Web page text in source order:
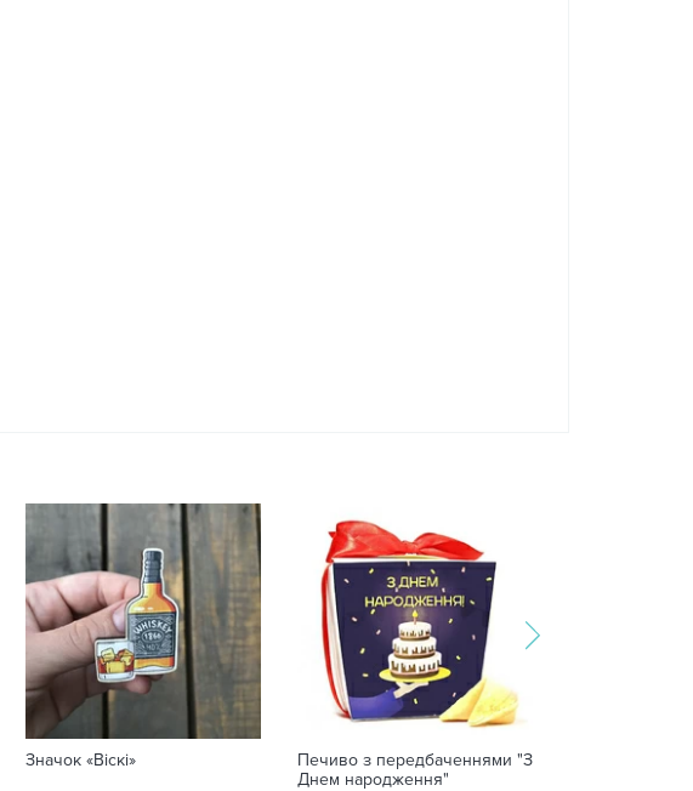
Значок «Віскі»
Печиво з передбаченнями "З
Днем народження"